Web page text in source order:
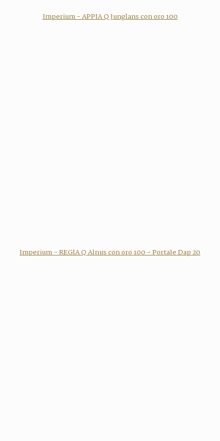
Imperium - APPIA Q Junglans con oro 100
Imperium - REGIA Q Alnus con oro 100 - Portale Dap 20